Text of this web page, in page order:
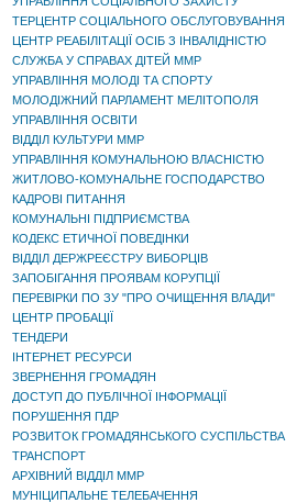
ТЕРЦЕНТР СОЦІАЛЬНОГО ОБСЛУГОВУВАННЯ
ЦЕНТР РЕАБІЛІТАЦІЇ ОСІБ З ІНВАЛІДНІСТЮ
СЛУЖБА У СПРАВАХ ДІТЕЙ ММР
УПРАВЛІННЯ МОЛОДІ ТА СПОРТУ
МОЛОДІЖНИЙ ПАРЛАМЕНТ МЕЛІТОПОЛЯ
УПРАВЛІННЯ ОСВІТИ
ВІДДІЛ КУЛЬТУРИ ММР
УПРАВЛІННЯ КОМУНАЛЬНОЮ ВЛАСНІСТЮ
ЖИТЛОВО-КОМУНАЛЬНЕ ГОСПОДАРСТВО
КАДРОВІ ПИТАННЯ
КОМУНАЛЬНІ ПІДПРИЄМСТВА
КОДЕКС ЕТИЧНОЇ ПОВЕДІНКИ
ВІДДІЛ ДЕРЖРЕЄСТРУ ВИБОРЦІВ
ЗАПОБІГАННЯ ПРОЯВАМ КОРУПЦІЇ
ПЕРЕВІРКИ ПО ЗУ "ПРО ОЧИЩЕННЯ ВЛАДИ"
ЦЕНТР ПРОБАЦІЇ
ТЕНДЕРИ
ІНТЕРНЕТ РЕСУРСИ
ЗВЕРНЕННЯ ГРОМАДЯН
ДОСТУП ДО ПУБЛІЧНОЇ ІНФОРМАЦІЇ
ПОРУШЕННЯ ПДР
РОЗВИТОК ГРОМАДЯНСЬКОГО СУСПІЛЬСТВА
ТРАНСПОРТ
АРХІВНИЙ ВІДДІЛ ММР
МУНІЦИПАЛЬНЕ ТЕЛЕБАЧЕННЯ